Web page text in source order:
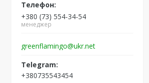
+380 (73) 554-34-54
менеджер
greenflamingo@ukr.net
+380735543454